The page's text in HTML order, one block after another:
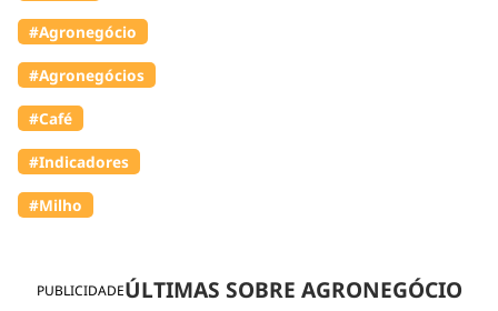
PUBLICIDADEÚLTIMAS SOBRE AGRONEGÓCIO
#Agronegócio
#Agronegócios
#Café
#Indicadores
#Milho